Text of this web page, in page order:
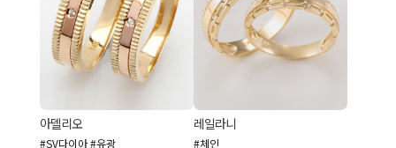
아델리오
#SV다이아 #유광
레일라니
#체인